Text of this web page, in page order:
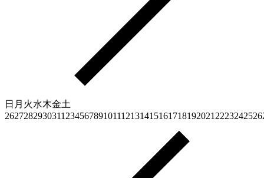
日 月 火水木金土
2627282930311 23456789101112131415161718192021 2223242526